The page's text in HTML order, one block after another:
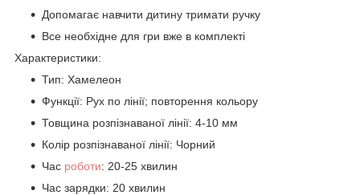
Допомагає навчити дитину тримати ручку
Все необхідне для гри вже в комплекті
Характеристики:
Тип: Хамелеон
Функції: Рух по лінії; повторення кольору
Товщина розпізнаваної лінії: 4-10 мм
Колір розпізнаваної лінії: Чорний
Час роботи: 20-25 хвилин
Час зарядки: 20 хвилин